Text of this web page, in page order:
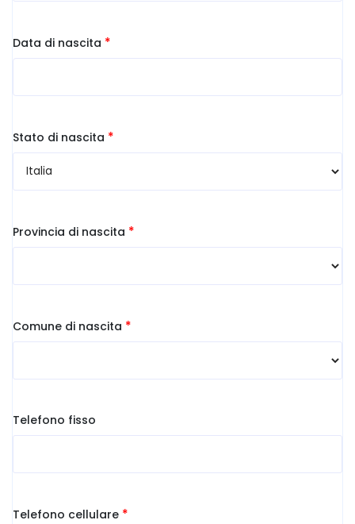
Data di nascita *
Stato di nascita *
Provincia di nascita *
Comune di nascita *
Telefono fisso
Telefono cellulare *